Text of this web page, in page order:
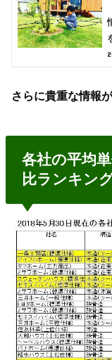
さらに貴重な情報
各社の平均
比ランキン